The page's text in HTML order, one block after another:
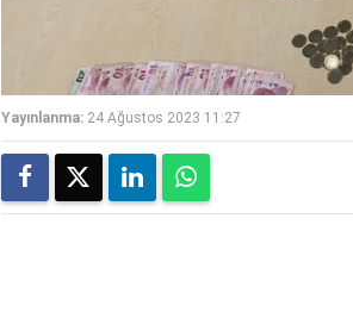
Yayınlanma: 24 Ağustos 2023 11:27